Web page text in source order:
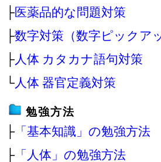
├医薬品的な問題対策
├数字対策（数字ピックア
├人体 カタカナ語句対策
└人体 器官定義対策
勉強方法
├ 「基本知識」の勉強方法
├ 「人体」の勉強方法